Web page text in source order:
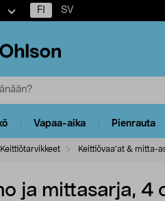
FI SV
Vapaa-aika Pienrauta
Keittiötarvikkeet Keittiövaa'at & mitta-
ja mittasarja, 4